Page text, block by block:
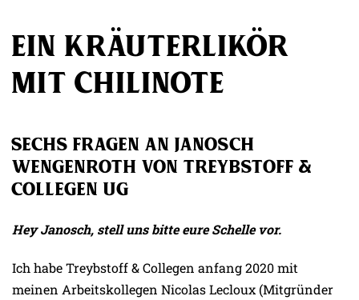
Ein Kräuterlikör
mit Chilinote
Sechs Fragen an Janosch
Wengenroth von Treybstoff &
Collegen UG
Hey Janosch, stell uns bitte eure Schelle vor.
Ich habe Treybstoff & Collegen anfang 2020 mit
meinen Arbeitskollegen Nicolas Lecloux (Mitgründer
Beitragsnavigation